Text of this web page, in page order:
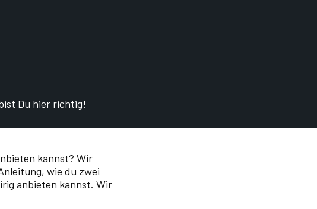
Du hier richtig!
kannst? Wir
wie du zwei
anbieten kannst. Wir